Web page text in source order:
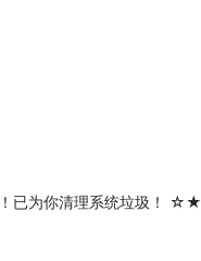
已为你清理系统垃圾！ ☆★